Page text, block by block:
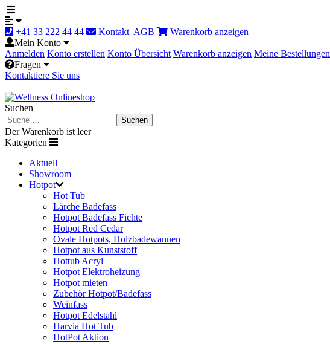
+41 33 222 44 44 Kontakt AGB
Warenkorb anzeigen
Mein Konto
Anmelden Konto erstellen Konto Übersicht Warenkorb anzeigen Meine Bestellungen
Fragen
Kontaktiere Sie uns
Suchen
Suchen
Der Warenkorb ist leer
Kategorien
Aktuell
Showroom
Hotpot
Hot Tub
Lärche Badefass
Hotpot Badefass Fichte
Hotpot Red Cedar
Ovale Hotpots, Holzbadewannen
Hotpot aus Kunststoff
Hottub Acryl
Hotpot Elektroheizung
Hotpot mieten
Zubehör Hotpot/Badefass
Weinfass
Hotpot Edelstahl
Harvia Hot Tub
HotPot Aktion